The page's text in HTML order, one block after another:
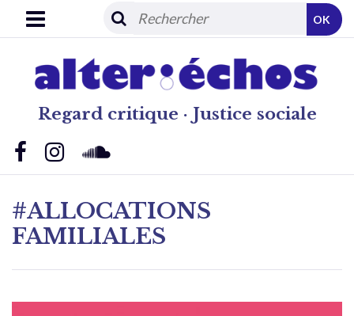
Regard critique · Justice sociale
OK
#ALLOCATIONS
FAMILIALES